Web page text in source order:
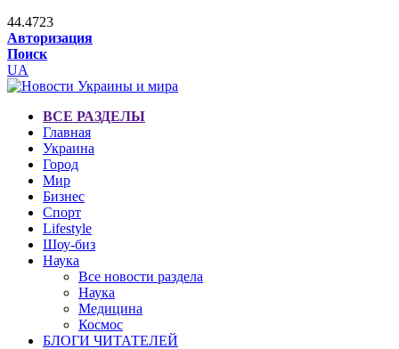
44.4723
Авторизация
Поиск
UA
ВСЕ РАЗДЕЛЫ
Главная
Украина
Город
Мир
Бизнес
Спорт
Lifestyle
Шоу-биз
Наука
Все новости раздела
Наука
Медицина
Космос
БЛОГИ ЧИТАТЕЛЕЙ